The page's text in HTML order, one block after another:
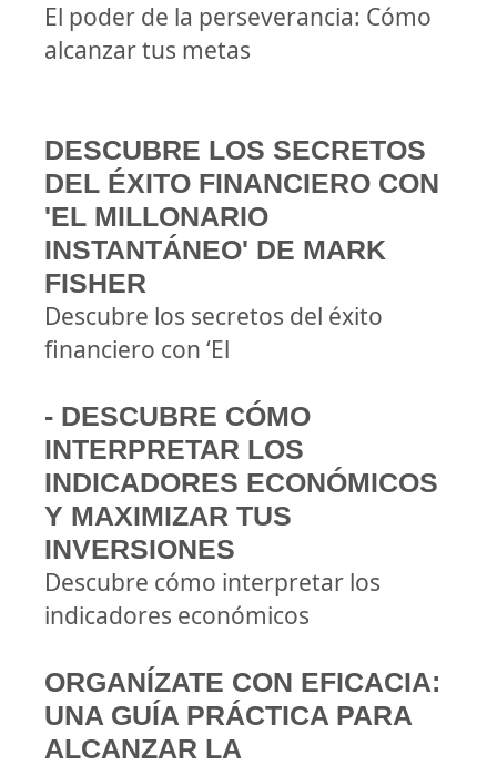
El poder de la perseverancia: Cómo
alcanzar tus metas
DESCUBRE LOS SECRETOS
DEL ÉXITO FINANCIERO CON
'EL MILLONARIO
INSTANTÁNEO' DE MARK
FISHER
Descubre los secretos del éxito
financiero con ‘El
- DESCUBRE CÓMO
INTERPRETAR LOS
INDICADORES ECONÓMICOS
Y MAXIMIZAR TUS
INVERSIONES
Descubre cómo interpretar los
indicadores económicos
ORGANÍZATE CON EFICACIA:
UNA GUÍA PRÁCTICA PARA
ALCANZAR LA